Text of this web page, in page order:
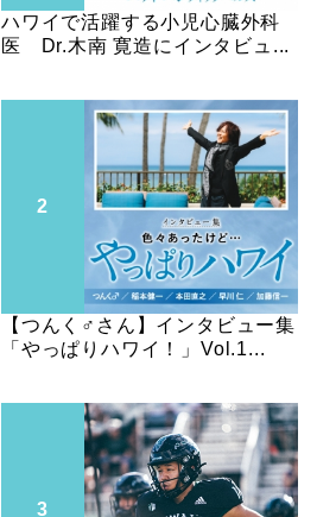
ハワイで活躍する小児心臓外科
医 Dr.木南 寛造にインタビュ...
【つんく♂さん】インタビュー集
「やっぱりハワイ！」Vol.1...